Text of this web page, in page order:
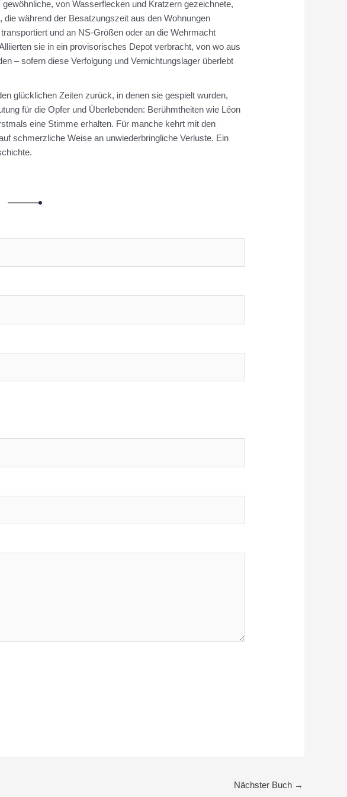
von Wasserflecken und Kratzern gezeichnete,
während der Besatzungszeit aus den Wohnungen
und an NS-Größen oder an die Wehrmacht
sie in ein provisorisches Depot verbracht, von wo aus
– sofern diese Verfolgung und Vernichtungslager überlebt
glücklichen Zeiten zurück, in denen sie gespielt wurden,
für die Opfer und Überlebenden: Berühmtheiten wie Léon
eine Stimme erhalten. Für manche kehrt mit den
schmerzliche Weise an unwiederbringliche Verluste. Ein
Nächster Buch →